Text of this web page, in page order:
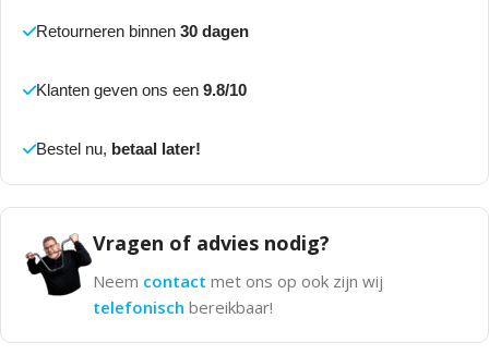
Retourneren binnen 30 dagen
Klanten geven ons een 9.8/10
Bestel nu, betaal later!
Vragen of advies nodig?
Neem contact met ons op ook zijn wij
telefonisch bereikbaar!